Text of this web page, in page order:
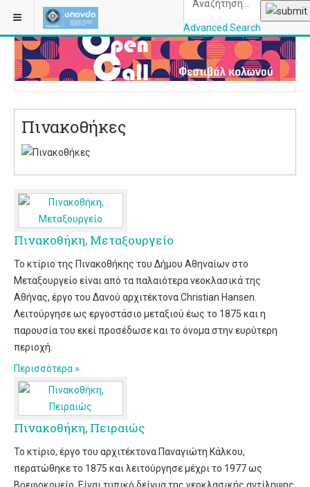
Advanced Search
ΒΡΊΣΚΕΣΤΕ ΕΔΏ: ΑΡΧΙΚΉ
Πινακοθήκες
Πινακοθήκη, Μεταξουργείο
Το κτίριο της Πινακοθήκης του Δήμου Αθηναίων στο
Μεταξουργείο είναι από τα παλαιότερα νεοκλασικά της
Αθήνας, έργο του Δανού αρχιτέκτονα Christian Hansen.
Λειτούργησε ως εργοστάσιο μεταξιού έως το 1875 και η
παρουσία του εκεί προσέδωσε και το όνομα στην ευρύτερη
περιοχή.
Περισσότερα
Πινακοθήκη, Πειραιώς
Το κτίριο, έργο του αρχιτέκτονα Παναγιώτη Κάλκου,
περατώθηκε το 1875 και λειτούργησε μέχρι το 1977 ως